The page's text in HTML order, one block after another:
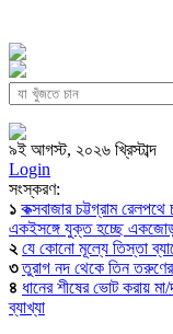
৯ই আগস্ট, ২০২৬ খ্রিস্টাব্দ
Login
সংস্করণ:
১ কক্সবাজার চট্টগ্রাম
একইসঙ্গে যুক্ত হচ্ছে
২ যে কোনো মূল্যে তিস্তা
৩ তুরাগ নদ থেকে তিন
৪ ধানের শীষের ভোট করায়
ব্যাখ্যা